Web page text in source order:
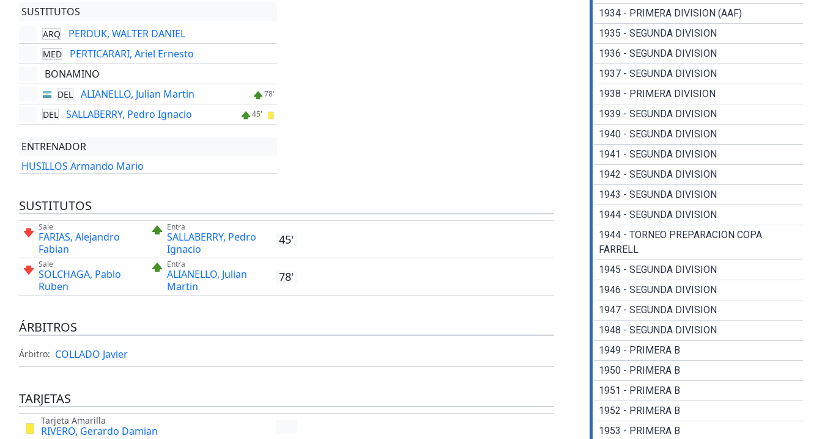
SUSTITUTOS
ARQ PERDUK, WALTER DANIEL
MED
PERTICARARI, Ariel Ernesto
BONAMINO
DEL ALIANELLO, Julian Martin 78'
DEL SALLABERRY, Pedro Ignacio 45'
ENTRENADOR
HUSILLOS Armando Mario
SUSTITUTOS
Sale
FARIAS, Alejandro
Fabian
Entra
SALLABERRY, Pedro
Ignacio
45'
Sale
SOLCHAGA, Pablo
Ruben
Entra
ALIANELLO, Julian
Martin
78'
ÁRBITROS
Árbitro: COLLADO Javier
TARJETAS
Tarjeta Amarilla
RIVERO, Gerardo Damian
1934 - PRIMERA DIVISION (AAF)
1935 - SEGUNDA DIVISION
1936 - SEGUNDA DIVISION
1937 - SEGUNDA DIVISION
1938 - PRIMERA DIVISION
1939 - SEGUNDA DIVISION
1940 - SEGUNDA DIVISION
1941 - SEGUNDA DIVISION
1942 - SEGUNDA DIVISION
1943 - SEGUNDA DIVISION
1944 - SEGUNDA DIVISION
1944 - TORNEO PREPARACION COPA
FARRELL
1945 - SEGUNDA DIVISION
1946 - SEGUNDA DIVISION
1947 - SEGUNDA DIVISION
1948 - SEGUNDA DIVISION
1949 - PRIMERA B
1950 - PRIMERA B
1951 - PRIMERA B
1952 - PRIMERA B
1953 - PRIMERA B